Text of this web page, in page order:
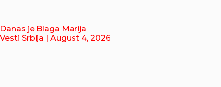
Danas je Blaga Marija
Vesti Srbija | August 4, 2026